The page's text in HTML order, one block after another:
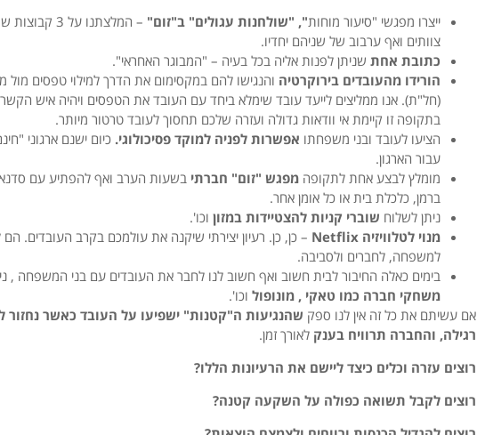
ייצרו מפגשי "סיעור מוחות", "שולחנות עגולים" ב"זום"
– המלצתנו על
צוותים ואף ערבוב של שניהם יחדיו.
כתובת אחתשניתן לפנות אליה בכל בעיה – "המבוגר האחראי".
הורידו מהעובדים בירוקרטיה והנגישו להם במקסימום את הדרך למילוי טפסים
(חל"ת). אנו ממליצים לייעד עובד שימלא ביחד עם העובד את הטפסים ויהיה איש
בתקופה זו קיימת אי וודאות גדולה ועזרה שלכם תחסוך לעובד טרטור מיותר.
הציעו לעובד ובני משפחתו אפשרות לפניה למוקד פסיכולוגי. כיום ישנם ארגוני
עבור הארגון.
מומלץ לבצע אחת לתקופה מפגש "זום" חברתי בשעות הערב ואף להפתיע עם
ברמן, כלכלת בית או כל אומן אחר.
ניתן לשלוח שוברי קניות להצטיידות במזוןוכו'.
מנוי לטלוויזיה Netflix – כן, כן. רעיון יצירתי שיקנה את עולמכם בקרב העובדים.
למשפחה, לחברים ולסביבה.
בימים כאלה החיבור לבית חשוב ואף חשוב לנו לחבר את העובדים עם בני המשפחה ,
משחקי חברה כמו טאקי , מונופולוכו'.
אם עשיתם את כל זה אין לנו ספק שהנגיעות ה"קטנות" ישפיעו על העובד כאשר נחזור
רגילה, והחברה תרוויח בענק לאורך זמן.
רוצים עזרה וכלים כיצד ליישם את הרעיונות הללו?
רוצים לקבל תשואה כפולה על השקעה קטנה?